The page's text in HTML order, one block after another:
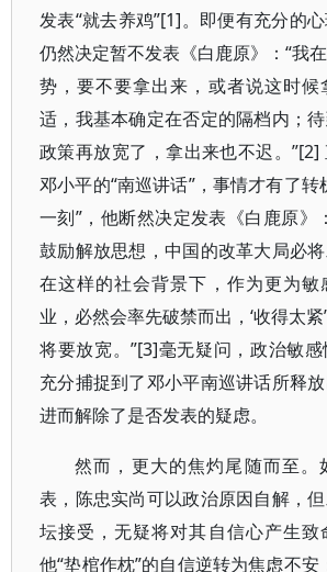
发表“就去养鸡”[1]。即便有充分的
仍然决定暂不发表《白鹿原》：“我
势，要不要拿出来，或者说这时候
适，我基本确定在否定的隔档内；
政策再放宽了，拿出来也不迟。”[2]
邓小平的“南巡讲话”，事情才有了转
一刻”，他断然决定发表《白鹿原》
鼓励解放思想，中国的改革大局必将
在这样的社会背景下，作为更为敏
业，必然会率先破禁而出，‘收得太
将要放宽。”[3]毫无疑问，政治敏
充分捕捉到了邓小平南巡讲话所释放
进而解除了是否发表的疑虑。
然而，更大的焦灼尾随而至。
表，陈忠实尚可以政治原因自解，
坛接受，无疑将对其自信心产生致
他“垫棺作枕”的自信逆转为焦虑不安